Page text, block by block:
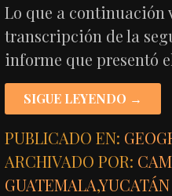
Lo que a continuación
transcripción de la
informe que presentó
SIGUE LEYENDO →
PUBLICADO EN:
ARCHIVADO POR:
GUATEMALA,YUCATÁN